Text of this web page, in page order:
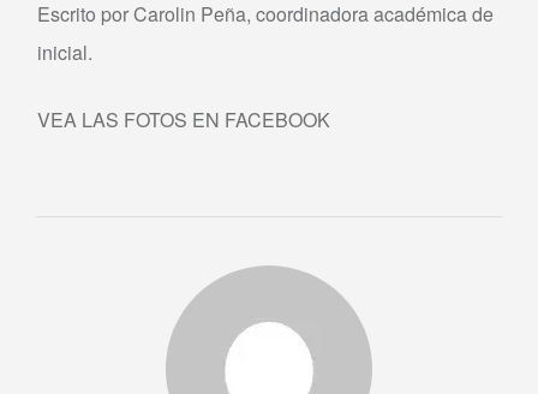
Escrito por Carolin Peña, coordinadora académica de
inicial.
VEA LAS FOTOS EN FACEBOOK